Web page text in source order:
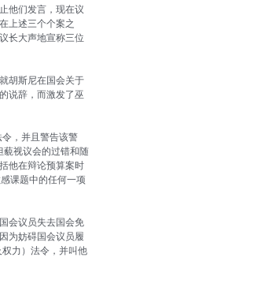
他们发言，现在议
上述三个个案之
长大声地宣称三位
胡斯尼在国会关于
说辞，而激发了巫
，并且警告该警
藐视议会的过错和随
他在辩论预算案时
课题中的任何一项
会议员失去国会免
为妨碍国会议员履
力）法令，并叫他